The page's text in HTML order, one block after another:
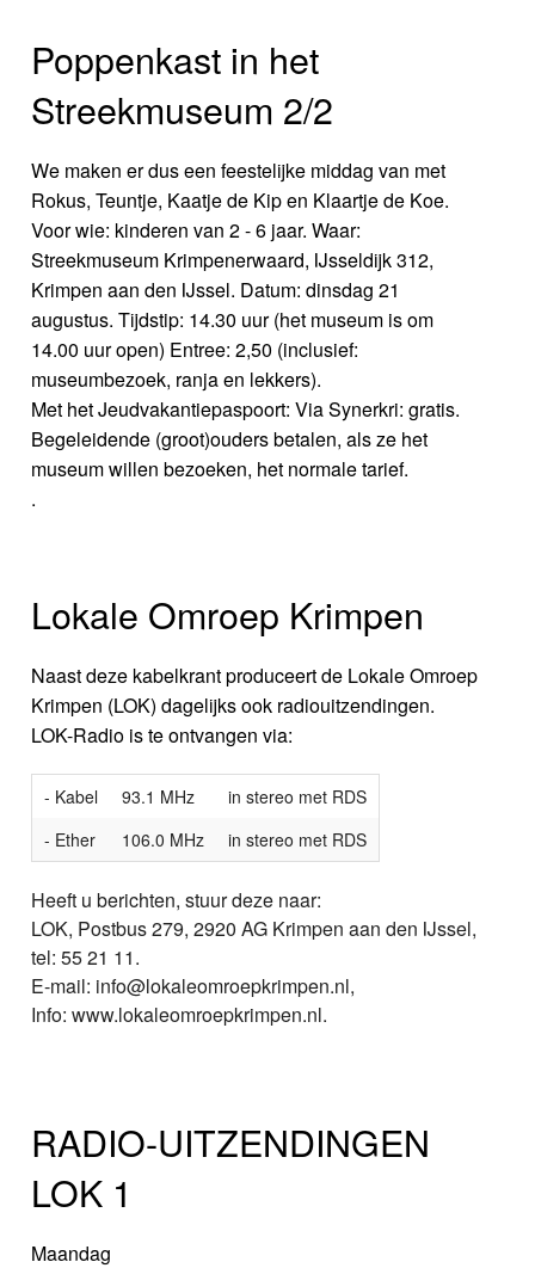
Poppenkast in het
Streekmuseum 2/2
We maken er dus een feestelijke middag van met
Rokus, Teuntje, Kaatje de Kip en Klaartje de Koe.
Voor wie: kinderen van 2 - 6 jaar. Waar:
Streekmuseum Krimpenerwaard, IJsseldijk 312,
Krimpen aan den IJssel. Datum: dinsdag 21
augustus. Tijdstip: 14.30 uur (het museum is om
14.00 uur open) Entree: 2,50 (inclusief:
museumbezoek, ranja en lekkers).
Met het Jeudvakantiepaspoort: Via Synerkri: gratis.
Begeleidende (groot)ouders betalen, als ze het
museum willen bezoeken, het normale tarief.
.
Lokale Omroep Krimpen
Naast deze kabelkrant produceert de Lokale Omroep
Krimpen (LOK) dagelijks ook radiouitzendingen.
LOK-Radio is te ontvangen via:
- Kabel 93.1 MHz
in stereo met RDS
- Ether
106.0 MHz in stereo met RDS
Heeft u berichten, stuur deze naar:
LOK, Postbus 279, 2920 AG Krimpen aan den IJssel,
tel: 55 21 11.
E-mail: info@lokaleomroepkrimpen.nl,
Info: www.lokaleomroepkrimpen.nl.
RADIO-UITZENDINGEN
LOK 1
Maandag